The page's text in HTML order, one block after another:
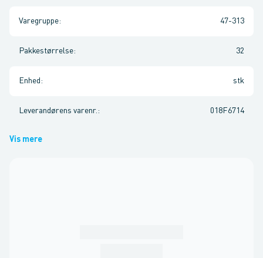
Varegruppe: 47-313
Pakkestørrelse: 32
Enhed : stk
Leverandørens varenr. : 018F6714
Vis mere